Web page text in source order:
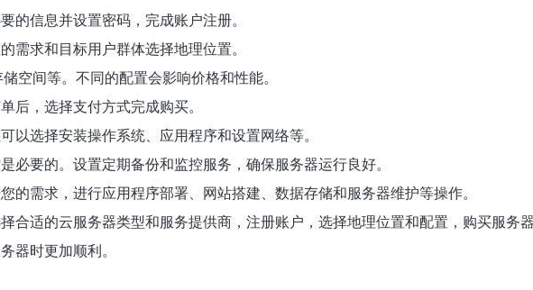
的信息并设置密码，完成账户注册。
需求和目标用户群体选择地理位置。
空间等。不同的配置会影响价格和性能。
后，选择支付方式完成购买。
以选择安装操作系统、应用程序和设置网络等。
必要的。设置定期备份和监控服务，确保服务器运行良好。
的需求，进行应用程序部署、网站搭建、数据存储和服务器维护等操作。
合适的云服务器类型和服务提供商，注册账户，选择地理位置和配置，购买服务
器时更加顺利。